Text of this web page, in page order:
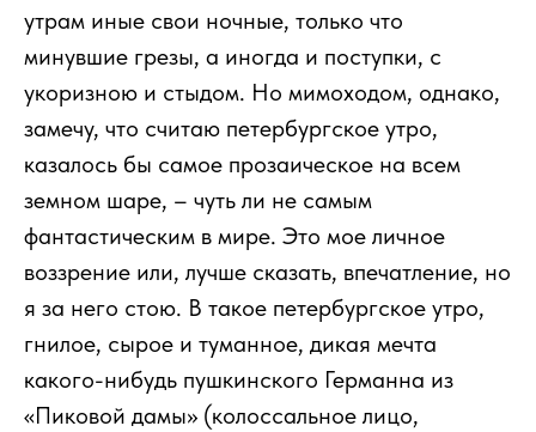
утрам иные свои ночные, только что
минувшие грезы, а иногда и поступки, с
укоризною и стыдом. Но мимоходом, однако,
замечу, что считаю петербургское утро,
казалось бы самое прозаическое на всем
земном шаре, – чуть ли не самым
фантастическим в мире. Это мое личное
воззрение или, лучше сказать, впечатление, но
я за него стою. В такое петербургское утро,
гнилое, сырое и туманное, дикая мечта
какого-нибудь пушкинского Германна из
«Пиковой дамы» (колоссальное лицо,